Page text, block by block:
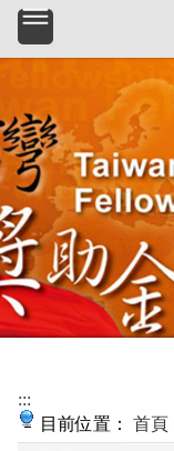
:::
目前位置： 首頁